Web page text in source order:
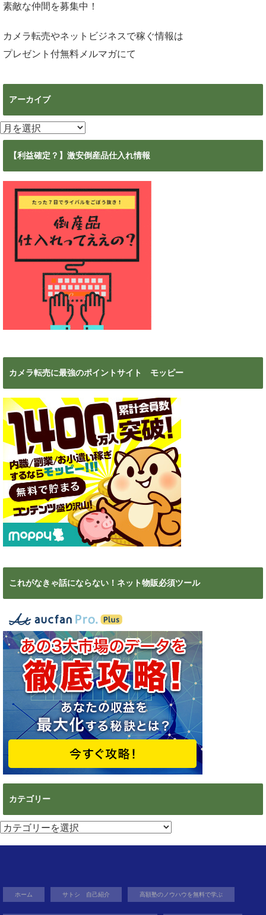
素敵な仲間を募集中！
カメラ転売やネットビジネスで稼ぐ情報は
プレゼント付無料メルマガにて
アーカイブ
ア
ー
【利益確定？】激安倒産品仕入れ情報
カメラ転売に最強のポイントサイト モッピー
これがなきゃ話にならない！ネット物販必須ツール
カテゴリー
カ
ホーム サトシ 自己紹介 高額塾のノウハウを無料で学ぶ